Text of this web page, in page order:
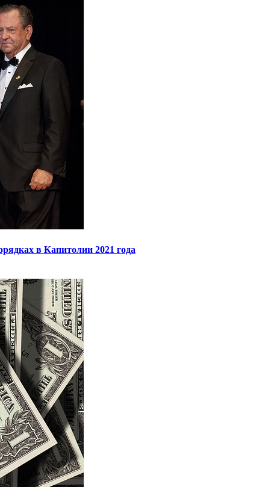
в Капитолии 2021 года